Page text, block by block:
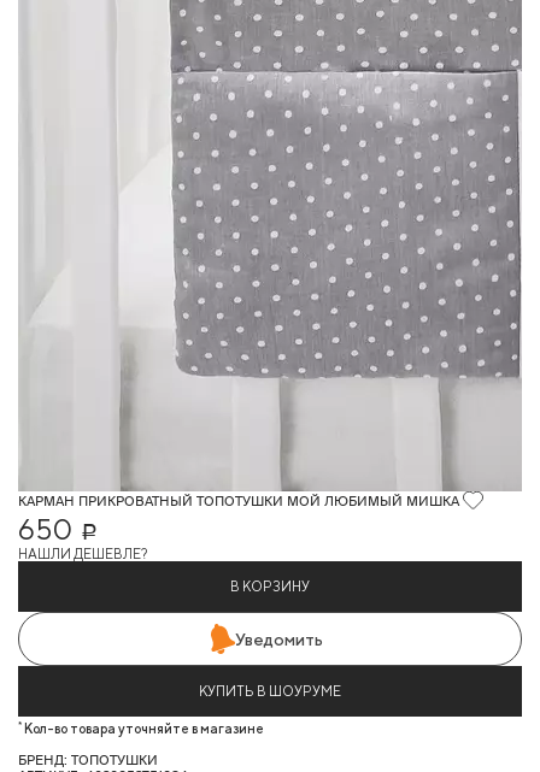
КАРМАН ПРИКРОВАТНЫЙ ТОПОТУШКИ МОЙ ЛЮБИМЫЙ МИШКА
650
Р
НАШЛИ ДЕШЕВЛЕ?
В КОРЗИНУ
Уведомить
КУПИТЬ В ШОУРУМЕ
* Кол-во товара уточняйте в магазине
БРЕНД: ТОПОТУШКИ